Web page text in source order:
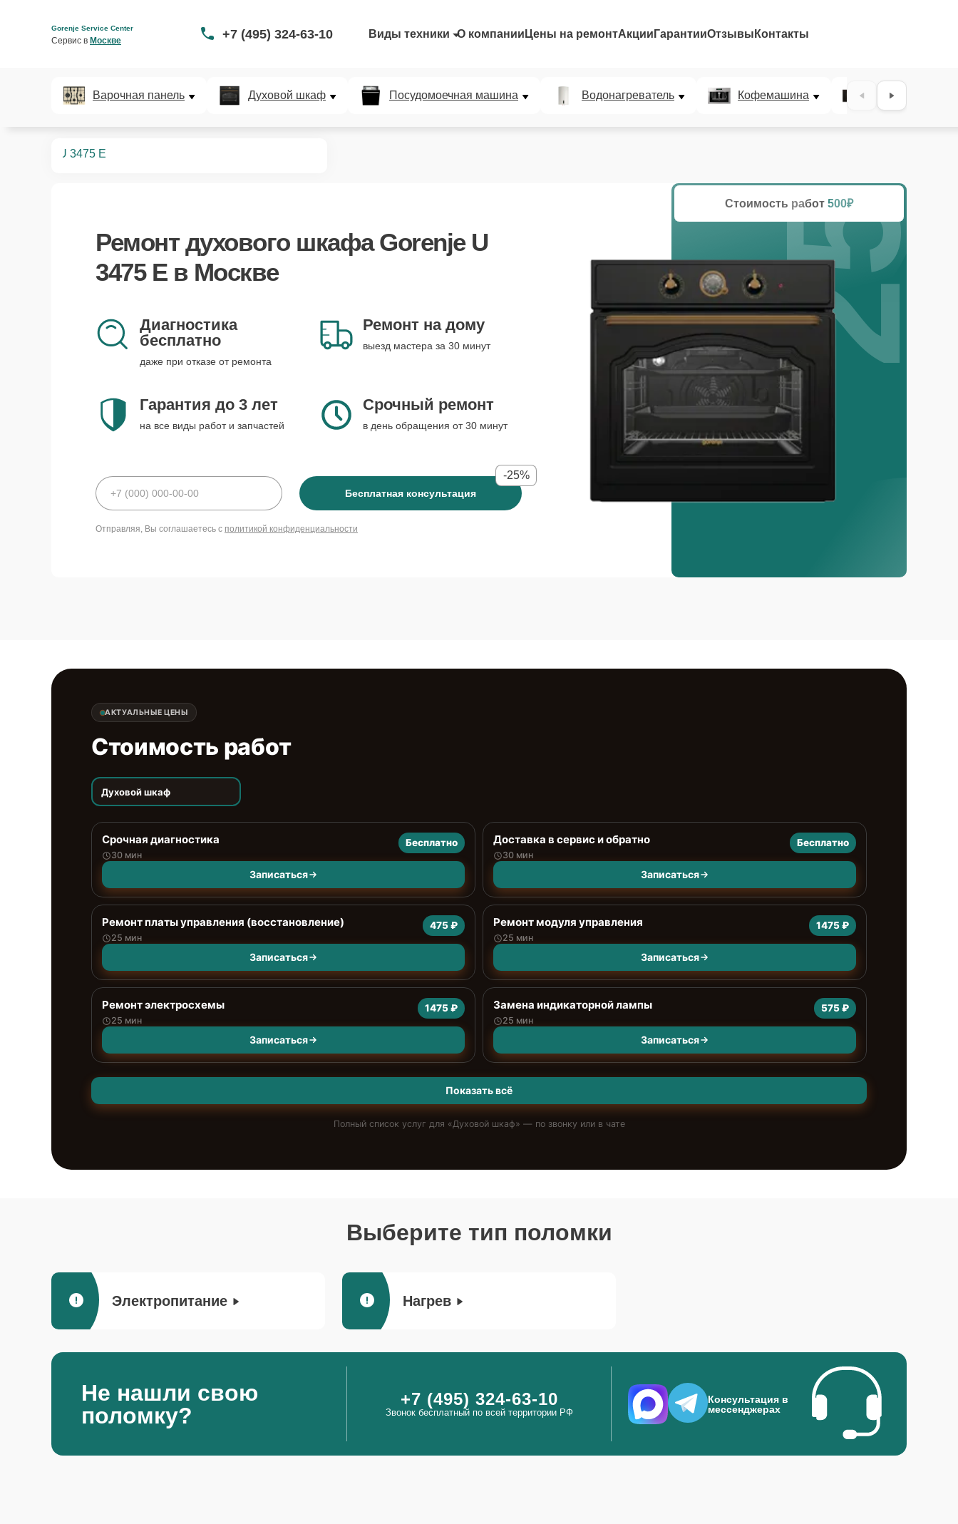
Gorenje Service Center
Сервис в Москве +7 (495) 324-63-10 Виды техники О компании Цены на ремонтАкции ГарантииОтзывы Контакты
Варочная панель Духовой шкаф Посудомоечная машина Водонагреватель Кофемашина
U 3475 E
Ремонтдухового шкафа Gorenje U
3475 Eв Москве
Диагностика
бесплатно
даже при отказе от ремонта
Ремонт на дому
выезд мастера за 30 минут
Гарантия до 3 лет
на все виды работ и запчастей
Срочный ремонт
в день обращения от 30 минут
Бесплатная консультация
-25%
Отправляя, Вы соглашаетесь с политикой конфиденциальности
Стоимость работ 500₽
25%
АКТУАЛЬНЫЕ ЦЕНЫ
Стоимость работ
Духовой шкаф
Срочная диагностика
30 мин
Бесплатно
Записаться
Доставка в сервис и обратно
30 мин
Бесплатно
Записаться
Ремонт платы управления (восстановление)
25 мин
475 ₽
Записаться
Ремонт модуля управления
25 мин
1475 ₽
Записаться
Ремонт электросхемы
25 мин
1475 ₽
Записаться
Замена индикаторной лампы
25 мин
575 ₽
Записаться
Показать всё
Полный список услуг для «Духовой шкаф» — по звонку или в чате
Выберите тип поломки
Электропитание Нагрев
Не нашли свою
поломку?
+7 (495) 324-63-10
Звонок бесплатный по всей территории РФ
Консультация в
мессенджерах